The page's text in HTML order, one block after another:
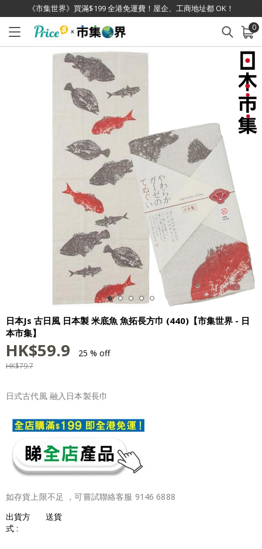
《市集世界》買滿$199 全港免運費！屋企、工商地址都 OK！
0
已加入購物車 查看
日本Js 古日風 日本製 米底魚 魚拓長方巾 (440)【市集世界 - 日
本市集】
HK$59.9 25 % off
HK$79.7
日式古代風 融入日本製長巾
如存貨上限不足 ，可嘗試聯絡客服 9146 6888
出貨方
式 :
送貨